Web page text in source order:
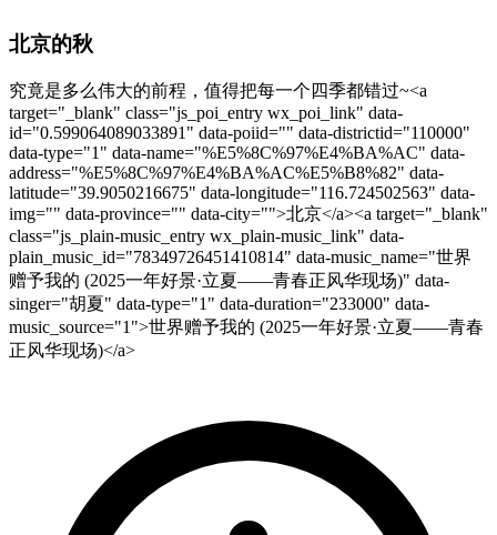
北京的秋
究竟是多么伟大的前程，值得把每一个四季都错过~<a
target="_blank" class="js_poi_entry wx_poi_link" data-
id="0.599064089033891" data-poiid="" data-districtid="110000"
data-type="1" data-name="%E5%8C%97%E4%BA%AC" data-
address="%E5%8C%97%E4%BA%AC%E5%B8%82" data-
latitude="39.9050216675" data-longitude="116.724502563" data-
img="" data-province="" data-city="">北京</a><a target="_blank"
class="js_plain-music_entry wx_plain-music_link" data-
plain_music_id="78349726451410814" data-music_name="世界
赠予我的 (2025一年好景·立夏——青春正风华现场)" data-
singer="胡夏" data-type="1" data-duration="233000" data-
music_source="1">世界赠予我的 (2025一年好景·立夏——青春
正风华现场)</a>